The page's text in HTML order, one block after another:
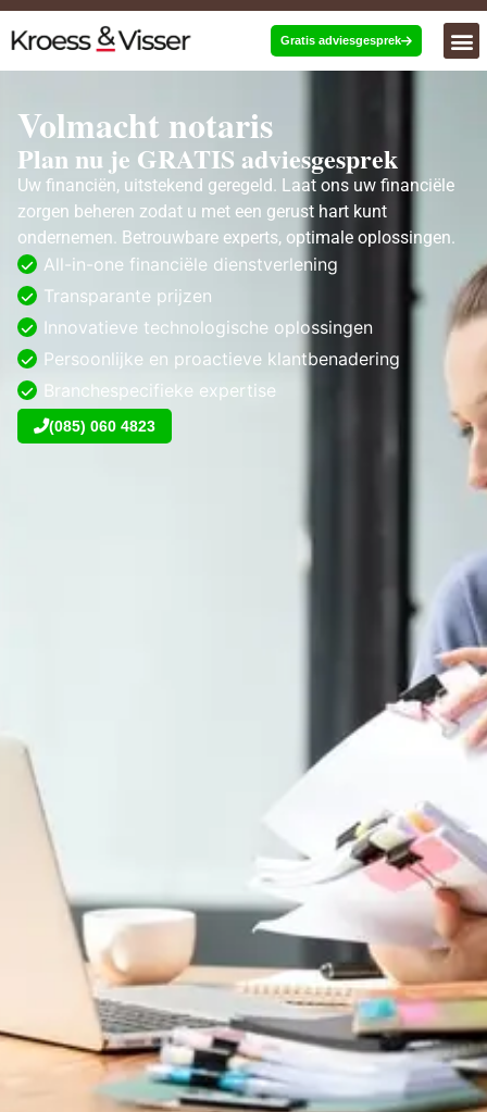
Gratis adviesgesprek
Volmacht notaris
Plan nu je GRATIS adviesgesprek
Uw financiën, uitstekend geregeld. Laat ons uw financiële
zorgen beheren zodat u met een gerust hart kunt
ondernemen. Betrouwbare experts, optimale oplossingen.
All-in-one financiële dienstverlening
Transparante prijzen
Innovatieve technologische oplossingen
Persoonlijke en proactieve klantbenadering
Branchespecifieke expertise
(085) 060 4823